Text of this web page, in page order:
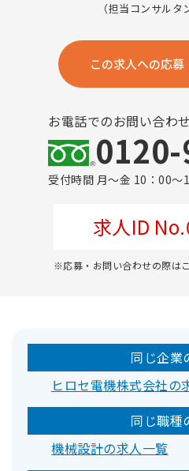
（担当コンサルタ
この求人への応募
お電話でのお問い合わせ
受付時間 月～金 10：00～
求人ID
※応募・お問い合わせの際は
同じ企業
ヒロセ電機株式会社の
同じ職種
機械設計の求人一覧